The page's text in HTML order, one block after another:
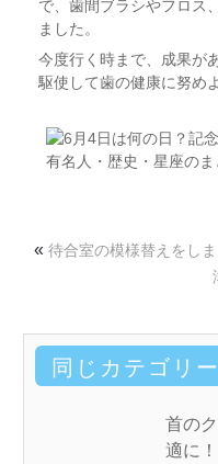
で、歯間ブラシやフロス
ました。
今度行く時まで、成果が
駆使して歯の健康に努め
« 待合室の模様替えをしま
同じカテゴリ
首の
適に！